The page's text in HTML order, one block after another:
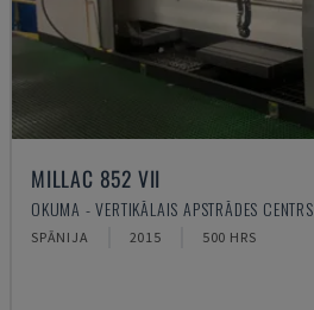
MILLAC 852 VII
OKUMA - VERTIKĀLAIS APSTRĀDES CENTRS
SPĀNIJA 2015 500 HRS